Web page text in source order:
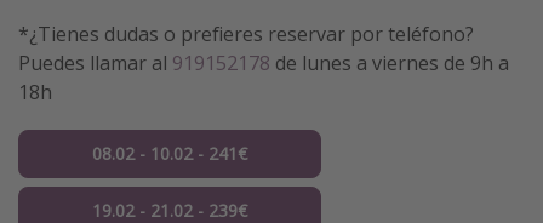
*¿Tienes dudas o prefieres reservar por teléfono?
Puedes llamar al 919152178 de lunes a viernes de 9h a
18h
08.02 - 10.02 - 241€
19.02 - 21.02 - 239€